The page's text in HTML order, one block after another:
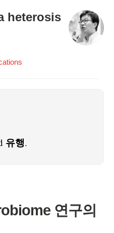
heterosis
유행.
연구의